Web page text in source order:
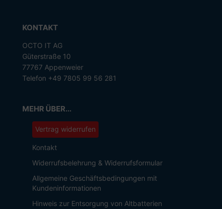
KONTAKT
OCTO IT AG
Güterstraße 10
77767 Appenweier
Telefon +49 7805 99 56 281
MEHR ÜBER...
Vertrag widerrufen
Kontakt
Widerrufsbelehrung & Widerrufsformular
Allgemeine Geschäftsbedingungen mit
Kundeninformationen
Hinweis zur Entsorgung von Altbatterien